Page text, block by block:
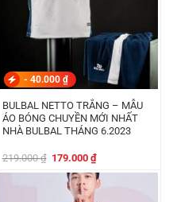
- 40.000 ₫
BULBAL NETTO TRẮNG – MẪU
ÁO BÓNG CHUYỀN MỚI NHẤT
NHÀ BULBAL THÁNG 6.2023
219.000₫ Giá
là:
219.000 ₫.
179.000₫Giá
tại
là: